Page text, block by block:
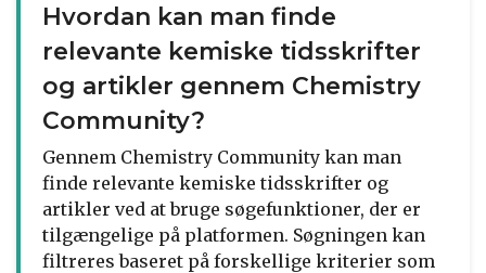
Hvordan kan man finde
relevante kemiske tidsskrifter
og artikler gennem Chemistry
Community?
Gennem Chemistry Community kan man
finde relevante kemiske tidsskrifter og
artikler ved at bruge søgefunktioner, der er
tilgængelige på platformen. Søgningen kan
filtreres baseret på forskellige kriterier som